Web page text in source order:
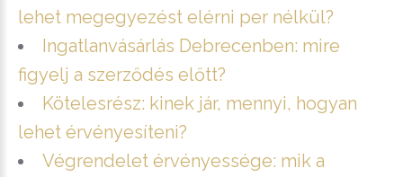
lehet megegyezést elérni per nélkül?
Ingatlanvásárlás Debrecenben: mire
figyelj a szerződés előtt?
Kötelesrész: kinek jár, mennyi, hogyan
lehet érvényesíteni?
Végrendelet érvényessége: mik a